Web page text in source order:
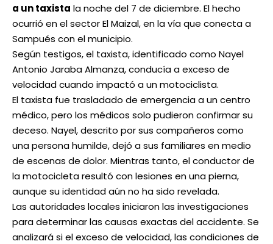
a un taxista la noche del 7 de diciembre. El hecho
ocurrió en el sector El Maizal, en la vía que conecta a
Sampués con el municipio.
Según testigos, el taxista, identificado como Nayel
Antonio Jaraba Almanza, conducía a exceso de
velocidad cuando impactó a un motociclista.
El taxista fue trasladado de emergencia a un centro
médico, pero los médicos solo pudieron confirmar su
deceso. Nayel, descrito por sus compañeros como
una persona humilde, dejó a sus familiares en medio
de escenas de dolor. Mientras tanto, el conductor de
la motocicleta resultó con lesiones en una pierna,
aunque su identidad aún no ha sido revelada.
Las autoridades locales iniciaron las investigaciones
para determinar las causas exactas del accidente. Se
analizará si elexceso de velocidad, las condiciones de